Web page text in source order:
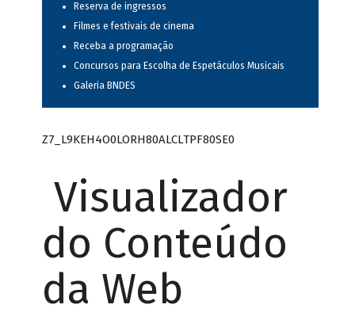
Reserva de ingressos
Filmes e festivais de cinema
Receba a programação
Concursos para Escolha de Espetáculos Musicais
Galeria BNDES
Z7_L9KEH4O0LORH80ALCLTPF80SE0
Visualizador
do Conteúdo
da Web